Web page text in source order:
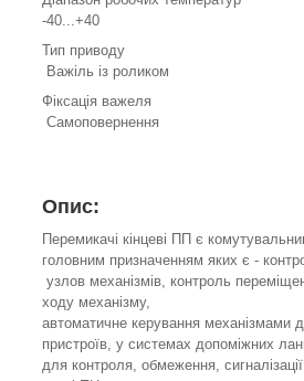
-40...+40
Тип
Важіль із роликом
Фіксація
Самоповернення
Опис:
Перемикачі кінцеві ПП є
головним призначенням яких є -
узлов механізмів, контроль
ходу механізму,
автоматичне керування механізмами
пристроїв, у системах допоміжних
для контроля, обмеження,